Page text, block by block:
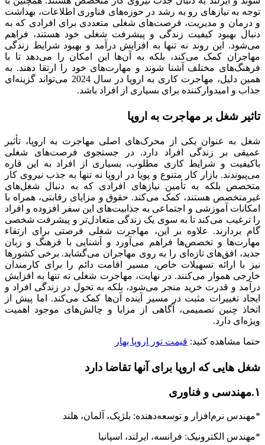
توجه به نیازهای رو به رشد در حوزه‌های فناوری اطلاعات، بهداشت
و درمان و مدیریت، فرصت‌های شغلی متعددی برای افرادی که به
دنبال بهبود کیفیت زندگی و پیشرفت شغلی خود هستند، فراهم
می‌شود. این روند نه تنها به افزایش درآمد و بهبود شرایط زندگی
مهاجران کمک می‌کند، بلکه به آن‌ها این امکان را می‌دهد تا با
فرهنگ‌های مختلف آشنا شوند و مهارت‌های خود را ارتقا دهند. به
همین دلیل، مهاجرت کاری به اروپا در سال 2024 می‌تواند گزینه‌ای
جذاب و امیدوارکننده برای بسیاری از افراد باشد.
تاثیر شغل بر مهاجرت به اروپا
شغل به عنوان یکی از محرک‌های اصلی مهاجرت به اروپا، تأثیر
عمیقی بر زندگی افراد دارد. در جستجوی فرصت‌های شغلی
باکیفیت و شرایط کاری مطلوب، بسیاری از افراد به این قاره
می‌پیوندند. بازار کار متنوع و پویا در اروپا نه تنها به جذب نیروی کار
متخصص بلکه به تأمین نیازهای افرادی که به دنبال شغل‌های
غیرمتخصص هستند، کمک می‌کند. حقوق و مزایای رقابتی، همراه با
امکانات آموزشی و اجتماعی به جذابیت‌های این سفر افزوده و افراد
را ترغیب می‌کند تا به سوی یک زندگی متعادل‌تر و پیشرفت شخصی
گام بردارند. علاوه بر این، مهاجرت شغلی فرصتی برای ارتقاء
مهارت‌ها و تخصص‌ها فراهم می‌آورد و آشنایی با فرهنگ و زبان
جدید، افق‌های تازه‌ای را به روی مهاجران می‌گشاید. برخی کشورها
نیز با ارائه تسهیلات خاص، مسیر اقامت دائم را برای کارمندان
خارجی هموار می‌کنند. در نهایت، مهاجرت شغلی نه تنها به افزایش
درآمد و قدرت خرید منجر می‌شود، بلکه به تحول در زندگی افراد و
ایجاد تغییرات مثبت در مسیر آینده آن‌ها کمک می‌کند. اما پیش از
اتخاذ چنین تصمیمی، آگاهی از مزایا و چالش‌های موجود اهمیت
ویژه‌ای دارد.
حتما مشاهده کنید: قیمت تور اروپا بهار
شغل هایی که اروپا برای آنها تقاضا دارد
۱.مهندسی و فناوری
*مهندس نرم‌افزار و توسعه‌دهنده: بلژیک، آلمان، هلند
*مهندس الکترونیک: فرانسه، ایرلند، اسپانیا